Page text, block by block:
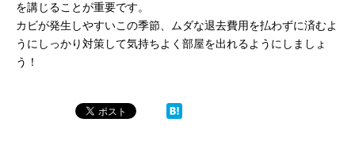
を講じることが重要です。
カビが発生しやすいこの季節、ムダな退去費用を払わずに済むよ
うにしっかり対策して気持ちよく部屋を出れるようにしましょ
う！